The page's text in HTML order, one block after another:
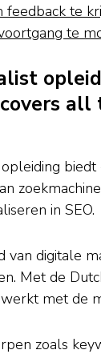
feedback te
te
in SEO.
digitale
Met de
met de
zoals